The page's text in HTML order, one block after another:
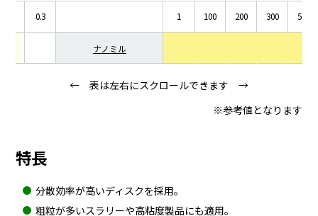
0.3
ナノミル
1 100 200 300 500
← 表は左右にスクロールできます →
※参考値となります
特長
分散効率が高いディスクを採用。
粗粒が多いスラリーや高粘度製品にも適用。